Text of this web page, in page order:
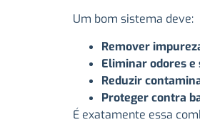
Um bom sistema deve:
Remover
Eliminar odores e
Reduzir
Proteger contra
É exatamente essa